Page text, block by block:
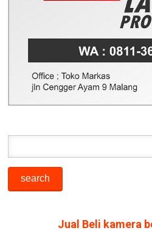
Jual Beli kamera